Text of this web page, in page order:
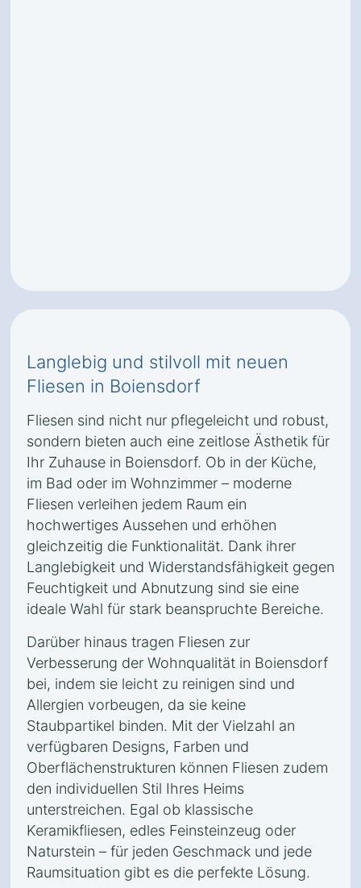
Langlebig und stilvoll mit neuen
Fliesen in Boiensdorf
Fliesen sind nicht nur pflegeleicht und robust,
sondern bieten auch eine zeitlose Ästhetik für
Ihr Zuhause in Boiensdorf. Ob in der Küche,
im Bad oder im Wohnzimmer – moderne
Fliesen verleihen jedem Raum ein
hochwertiges Aussehen und erhöhen
gleichzeitig die Funktionalität. Dank ihrer
Langlebigkeit und Widerstandsfähigkeit gegen
Feuchtigkeit und Abnutzung sind sie eine
ideale Wahl für stark beanspruchte Bereiche.
Darüber hinaus tragen Fliesen zur
Verbesserung der Wohnqualität in Boiensdorf
bei, indem sie leicht zu reinigen sind und
Allergien vorbeugen, da sie keine
Staubpartikel binden. Mit der Vielzahl an
verfügbaren Designs, Farben und
Oberflächenstrukturen können Fliesen zudem
den individuellen Stil Ihres Heims
unterstreichen. Egal ob klassische
Keramikfliesen, edles Feinsteinzeug oder
Naturstein – für jeden Geschmack und jede
Raumsituation gibt es die perfekte Lösung.